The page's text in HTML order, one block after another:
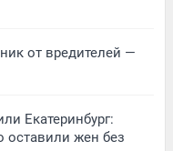
от вредителей —
Екатеринбург:
оставили жен без